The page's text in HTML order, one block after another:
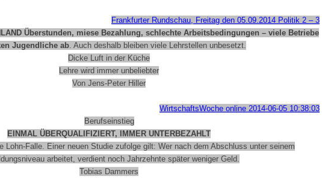
Frankfurter Rundschau, Freitag den 05.09.2014 Politik 2 – 3
Überstunden, miese Bezahlung, schlechte Arbeitsbedingungen – viele Betriebe
Jugendliche ab . Auch deshalb bleiben viele Lehrstellen unbesetzt.
Dicke Luft in der Küche
Lehre wird immer unbeliebter
Von Jens-Peter Hiller
WirtschaftsWoche online 2014-06-05 10:38:03
Berufseinstieg
EINMAL ÜBERQUALIFIZIERT, IMMER UNTERBEZAHLT
Lohn-Falle. Einer neuen Studie zufolge gilt: Wer nach dem Abschluss unter seinem
arbeitet, verdient noch Jahrzehnte später weniger Geld.
Tobias Dammers